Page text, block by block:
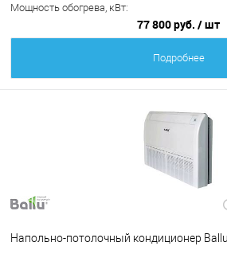
Мощность обогрева, кВт:
77 800 руб. / шт
Подробнее
Напольно-потолочный кондиционер